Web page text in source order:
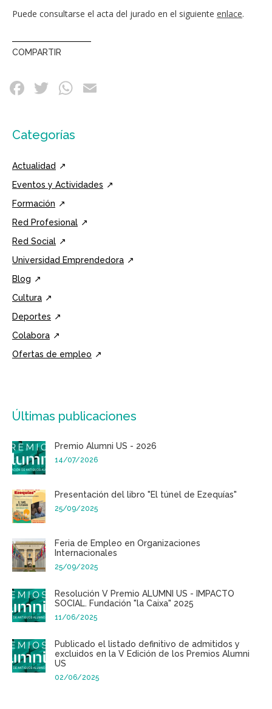
Puede consultarse el acta del jurado en el siguiente enlace.
COMPARTIR
Categorías
Actualidad
Eventos y Actividades
Formación
Red Profesional
Red Social
Universidad Emprendedora
Blog
Cultura
Deportes
Colabora
Ofertas de empleo
Últimas publicaciones
Premio Alumni US - 2026
14/07/2026
Presentación del libro "El túnel de Ezequías"
25/09/2025
Feria de Empleo en Organizaciones
Internacionales
25/09/2025
Resolución V Premio ALUMNI US - IMPACTO
SOCIAL. Fundación "la Caixa" 2025
11/06/2025
Publicado el listado definitivo de admitidos y
excluidos en la V Edición de los Premios Alumni
US
02/06/2025